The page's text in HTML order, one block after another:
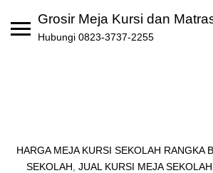
Grosir Meja Kursi dan
Hubungi 0823-3737-2255
HARGA MEJA KURSI SEKOLAH RANGKA
SEKOLAH JUAL KURSI MEJA SEKOLAH